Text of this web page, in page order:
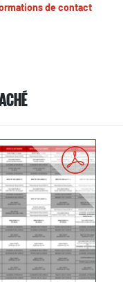
de contact